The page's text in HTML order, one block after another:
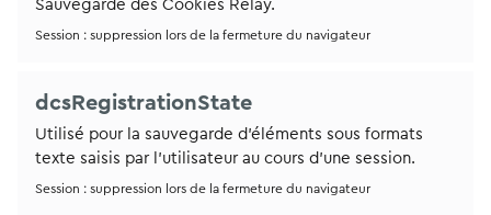
Sauvegarde des Cookies Relay.
Session : suppression lors de la fermeture du navigateur
dcsRegistrationState
Utilisé pour la sauvegarde d’éléments sous formats
texte saisis par l’utilisateur au cours d’une session.
Session : suppression lors de la fermeture du navigateur